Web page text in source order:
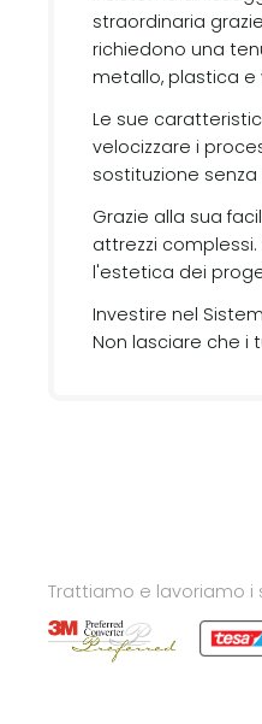
straordinaria
richiedono una
metallo, plastica e
Le sue
velocizzare i
sostituzione
Grazie alla sua
attrezzi
l'estetica dei
Investire nel
Non lasciare che i
Trattiamo e lavoriamo i